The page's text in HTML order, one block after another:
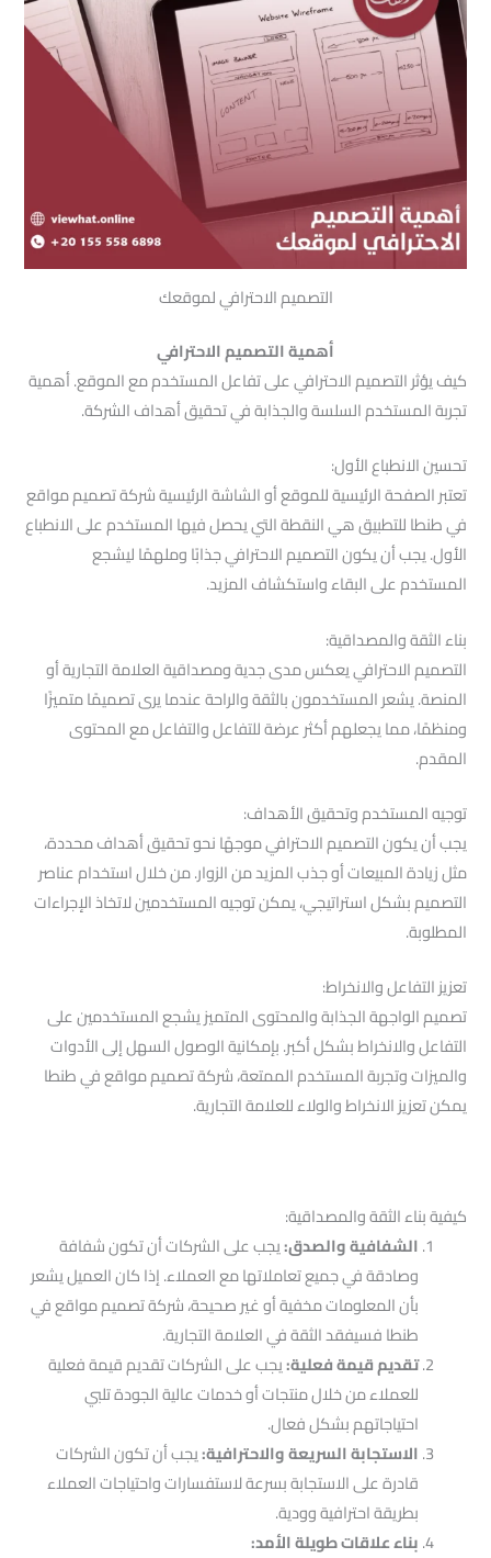
التصميم الاحترافي لموقعك
أهمية التصميم الاحترافي
كيف يؤثر التصميم الاحترافي على تفاعل المستخدم مع الموقع. أهمية
تجربة المستخدم السلسة والجذابة في تحقيق أهداف الشركة.
تحسين الانطباع الأول:
تعتبر الصفحة الرئيسية للموقع أو الشاشة الرئيسية شركة تصميم مواقع
في طنطا للتطبيق هي النقطة التي يحصل فيها المستخدم على الانطباع
الأول. يجب أن يكون التصميم الاحترافي جذابًا وملهمًا ليشجع
المستخدم على البقاء واستكشاف المزيد.
بناء الثقة والمصداقية:
التصميم الاحترافي يعكس مدى جدية ومصداقية العلامة التجارية أو
المنصة. يشعر المستخدمون بالثقة والراحة عندما يرى تصميمًا متميزًا
ومنظمًا، مما يجعلهم أكثر عرضة للتفاعل والتفاعل مع المحتوى
المقدم.
توجيه المستخدم وتحقيق الأهداف:
يجب أن يكون التصميم الاحترافي موجهًا نحو تحقيق أهداف محددة،
مثل زيادة المبيعات أو جذب المزيد من الزوار. من خلال استخدام عناصر
التصميم بشكل استراتيجي، يمكن توجيه المستخدمين لاتخاذ الإجراءات
المطلوبة.
تعزيز التفاعل والانخراط:
تصميم الواجهة الجذابة والمحتوى المتميز يشجع المستخدمين على
التفاعل والانخراط بشكل أكبر. بإمكانية الوصول السهل إلى الأدوات
والميزات وتجربة المستخدم الممتعة، شركة تصميم مواقع في طنطا
يمكن تعزيز الانخراط والولاء للعلامة التجارية.
كيفية بناء الثقة والمصداقية:
الشفافية والصدق:يجب على الشركات أن تكون شفافة
وصادقة في جميع تعاملاتها مع العملاء. إذا كان العميل يشعر
بأن المعلومات مخفية أو غير صحيحة، شركة تصميم مواقع في
طنطا فسيفقد الثقة في العلامة التجارية.
تقديم قيمة فعلية:يجب على الشركات تقديم قيمة فعلية
للعملاء من خلال منتجات أو خدمات عالية الجودة تلبي
احتياجاتهم بشكل فعال.
الاستجابة السريعة والاحترافية:يجب أن تكون الشركات
قادرة على الاستجابة بسرعة لاستفسارات واحتياجات العملاء
بطريقة احترافية وودية.
بناء علاقات طويلة الأمد: